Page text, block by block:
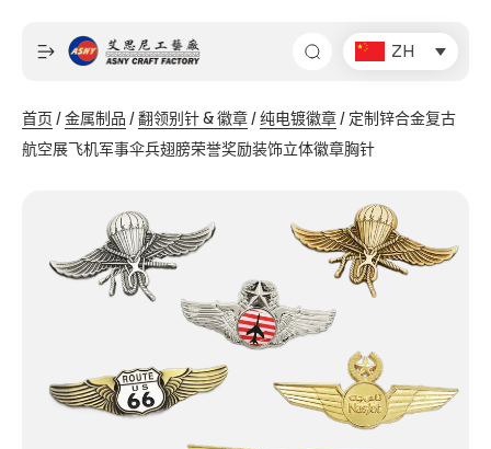
ZH
首页 /金属制品 /翻领别针 & 徽章/纯电镀徽章/ 定制锌合金复古
航空展飞机军事伞兵翅膀荣誉奖励装饰立体徽章胸针